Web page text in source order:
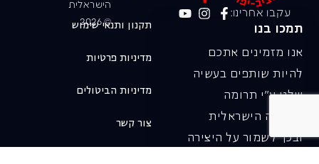
עקבו אחרינו:
תמכו בנו
אנו מזמינים אתכם
להיות שותפים בעשיה
שלנו ע"י תרומה
לאופרה הישראלית
ובכך לשמור על היצירה
הישראלית
© 2026
תקנון ותנאי שימוש
מדיניות פרטיות
מדיניות הביטולים
צור קשר